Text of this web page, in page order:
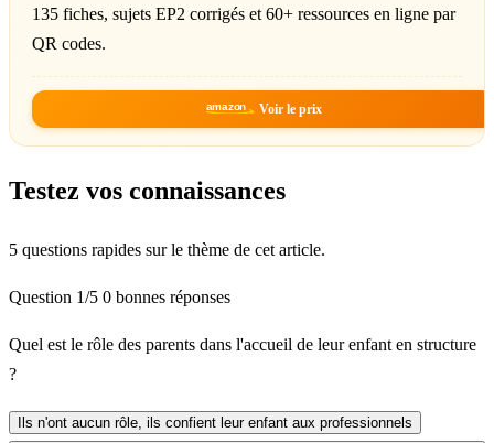
135 fiches, sujets EP2 corrigés et 60+ ressources en ligne par
QR codes.
amazon Voir le prix
Testez vos connaissances
5 questions rapides sur le thème de cet article.
Question 1/5 0 bonnes réponses
Quel est le rôle des parents dans l'accueil de leur enfant en structure
?
Ils n'ont aucun rôle, ils confient leur enfant aux professionnels